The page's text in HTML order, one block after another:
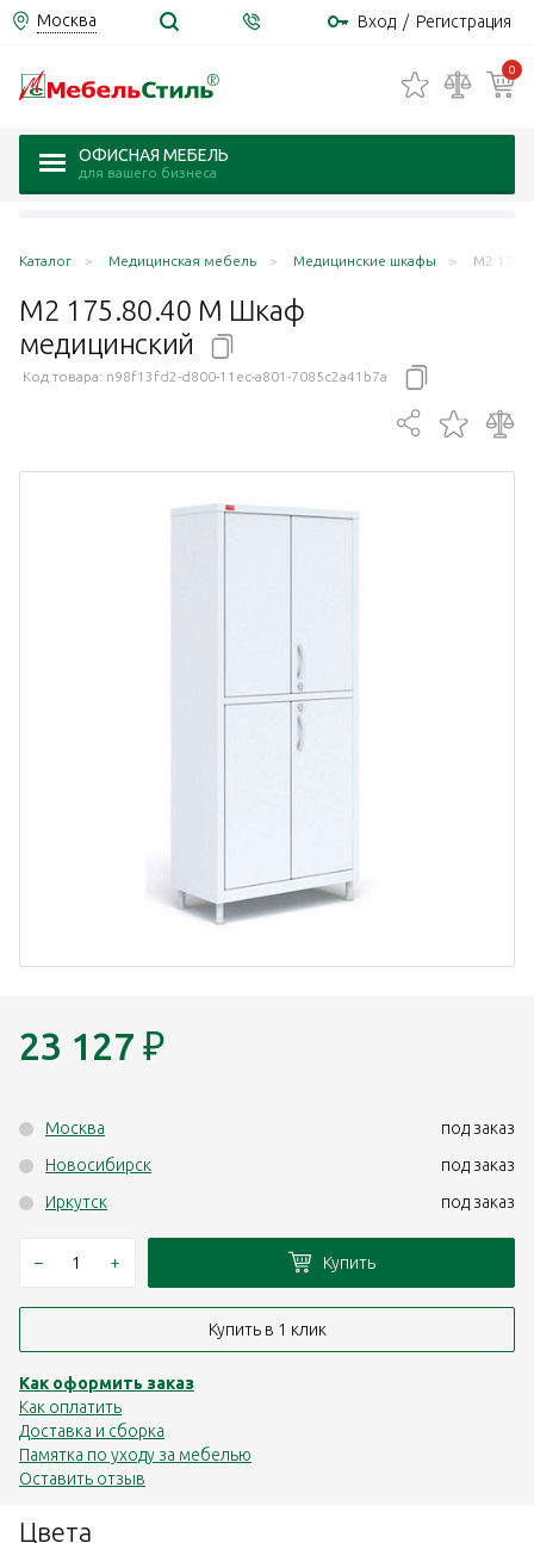
Москва Вход / Регистрация
0
ОФИСНАЯ МЕБЕЛЬ
для вашего бизнеса
Каталог Медицинская мебель Медицинские шкафы М2
М2 175.80.40 М Шкаф
медицинский
Код товара: n98f13fd2-d800-11ec-a801-7085c2a41b7a
Цвета
23 127 ₽
Москва
под заказ
Новосибирск
под заказ
Иркутск
под заказ
– + Купить
Купить в 1 клик
Как оформить заказ
Как оплатить
Доставка и сборка
Памятка по уходу за мебелью
Оставить отзыв